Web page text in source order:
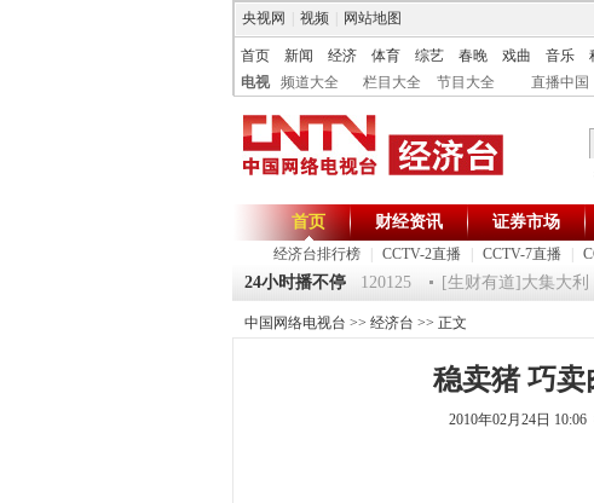
央视网 视频 网站地图
首页 新闻 经济 体育 综艺 春晚 戏曲 音乐
电视
频道大全 栏目大全 节目大全 直播中国
首页
经济台排行榜 CCTV-2直播 CCTV-7直播
财经资讯 证券市场
24小时播不停
《第一时间》 20120125 [生财有道]大集大利 走
中国网络电视台 >> 经济台 >> 正文
稳卖猪 巧卖
2010年02月24日